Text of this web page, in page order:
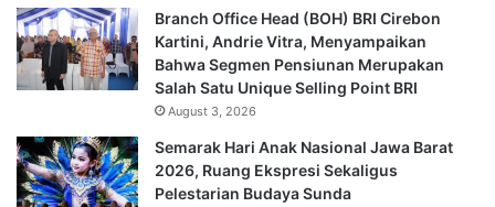
Branch Office Head (BOH) BRI Cirebon
Kartini, Andrie Vitra, Menyampaikan
Bahwa Segmen Pensiunan Merupakan
Salah Satu Unique Selling Point BRI
August 3, 2026
Semarak Hari Anak Nasional Jawa Barat
2026, Ruang Ekspresi Sekaligus
Pelestarian Budaya Sunda